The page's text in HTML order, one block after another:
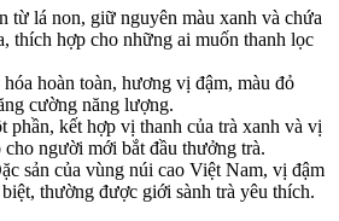
từ lá non, giữ nguyên màu xanh và chứa
thích hợp cho những ai muốn thanh lọc
hoàn toàn, hương vị đậm, màu đỏ
cường năng lượng.
phần, kết hợp vị thanh của trà xanh và vị
cho người mới bắt đầu thưởng trà.
sản của vùng núi cao Việt Nam, vị đậm
thường được giới sành trà yêu thích.